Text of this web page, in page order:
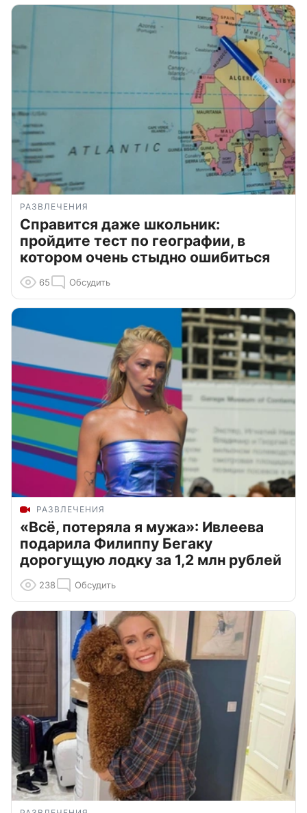
РАЗВЛЕЧЕНИЯ
Справится даже школьник:
пройдите тест по географии, в
котором очень стыдно ошибиться
65 Обсудить
РАЗВЛЕЧЕНИЯ
«Всё, потеряла я мужа»: Ивлеева
подарила Филиппу Бегаку
дорогущую лодку за 1,2 млн рублей
238 Обсудить